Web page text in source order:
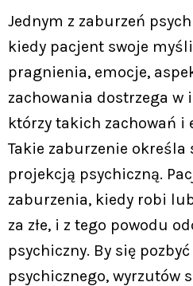
Jednym z zaburzeń
kiedy pacjent swoje
pragnienia, emocje,
zachowania dostrzega w
którzy takich zachowań i
Takie zaburzenie
projekcją psychiczną.
zaburzenia, kiedy robi
za złe, i z tego powodu
psychiczny. By się
psychicznego, wyrzutów